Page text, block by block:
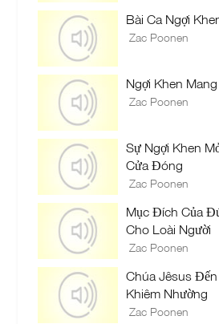
Bài Ca Ngợi
Zac Poonen
Ngợi Khen
Zac Poonen
Sự Ngợi Khen
Cửa Đóng
Zac Poonen
Mục Đích Của
Cho Loài Người
Zac Poonen
Chúa Jêsus Đến
Khiêm Nhường
Zac Poonen